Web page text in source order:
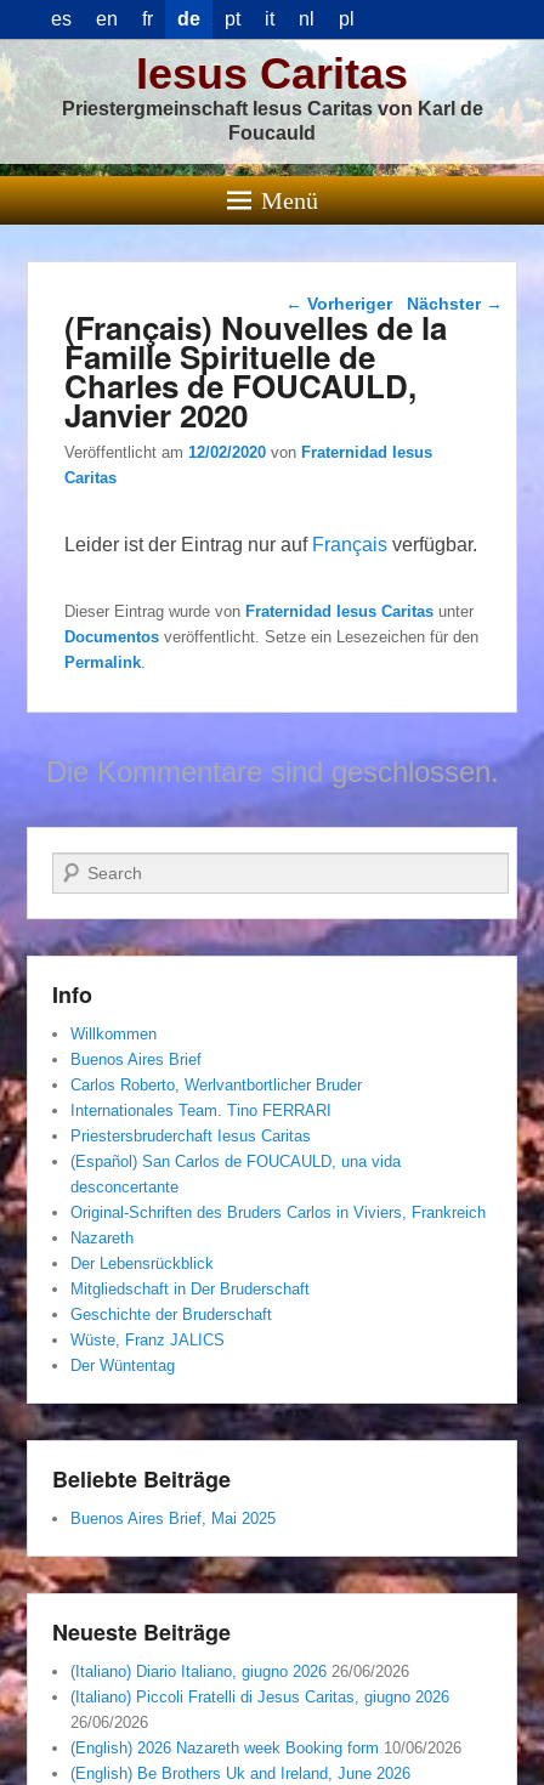
es en fr de pt it nl pl
Iesus Caritas
Priestergmeinschaft Iesus Caritas von Karl de
Foucauld
Menü
Beitragsnavigation
← Vorheriger Nächster →
(Français) Nouvelles de la
Famille Spirituelle de
Charles de FOUCAULD,
Janvier 2020
Veröffentlicht am12/02/2020 vonFraternidad Iesus
Caritas
Leider ist der Eintrag nur auf Français verfügbar.
Dieser Eintrag wurde vonFraternidad Iesus Caritas unter
Documentos veröffentlicht. Setze ein Lesezeichen für den
Permalink
Die Kommentare sind geschlossen.
Suchen
Info
Willkommen
Buenos Aires Brief
Carlos Roberto, Werlvantbortlicher Bruder
Internationales Team. Tino FERRARI
Priestersbruderchaft Iesus Caritas
(Español) San Carlos de FOUCAULD, una vida
desconcertante
Original-Schriften des Bruders Carlos in Viviers, Frankreich
Nazareth
Der Lebensrückblick
Mitgliedschaft in Der Bruderschaft
Geschichte der Bruderschaft
Wüste, Franz JALICS
Der Wüntentag
Beliebte Beiträge
Buenos Aires Brief, Mai 2025
Neueste Beiträge
(Italiano) Diario Italiano, giugno 2026 26/06/2026
(Italiano) Piccoli Fratelli di Jesus Caritas, giugno 2026
26/06/2026
(English) 2026 Nazareth week Booking form 10/06/2026
(English) Be Brothers Uk and Ireland, June 2026